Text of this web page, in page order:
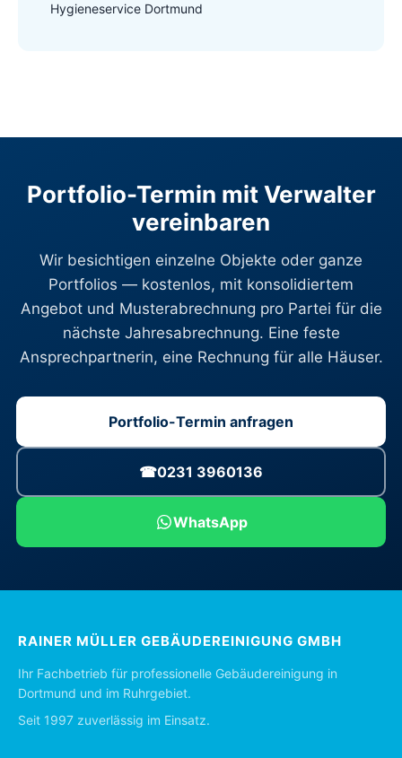
Hygieneservice Dortmund
Portfolio-Termin mit Verwalter
vereinbaren
Wir besichtigen einzelne Objekte oder ganze
Portfolios — kostenlos, mit konsolidiertem
Angebot und Musterabrechnung pro Partei für die
nächste Jahresabrechnung. Eine feste
Ansprechpartnerin, eine Rechnung für alle Häuser.
Portfolio-Termin anfragen
☎0231 3960136
WhatsApp
RAINER MÜLLER GEBÄUDEREINIGUNG GMBH
Ihr Fachbetrieb für professionelle Gebäudereinigung in
Dortmund und im Ruhrgebiet.
Seit 1997 zuverlässig im Einsatz.